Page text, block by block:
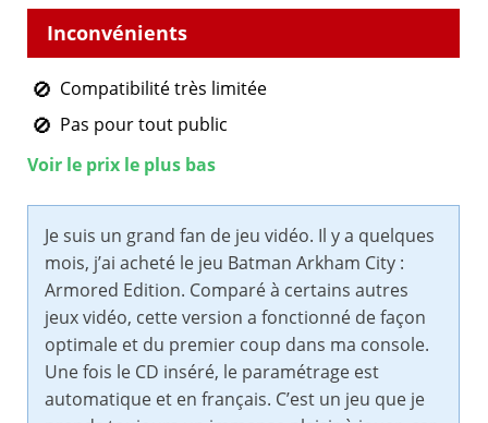
Compatibilité très limitée
Pas pour tout public
Voir le prix le plus bas
Je suis un grand fan de jeu vidéo. Il y a quelques
mois, j’ai acheté le jeu Batman Arkham City :
Armored Edition. Comparé à certains autres
jeux vidéo, cette version a fonctionné de façon
optimale et du premier coup dans ma console.
Une fois le CD inséré, le paramétrage est
automatique et en français. C’est un jeu que je